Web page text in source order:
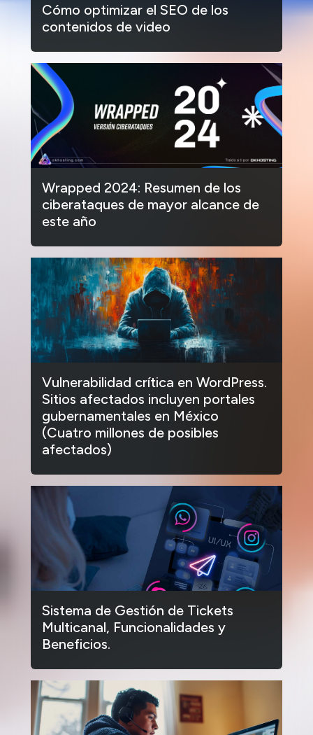
Cómo optimizar el SEO de los
contenidos de video
Wrapped 2024: Resumen de los
ciberataques de mayor alcance de
este año
Vulnerabilidad crítica en WordPress.
Sitios afectados incluyen portales
gubernamentales en México
(Cuatro millones de posibles
afectados)
Sistema de Gestión de Tickets
Multicanal, Funcionalidades y
Beneficios.